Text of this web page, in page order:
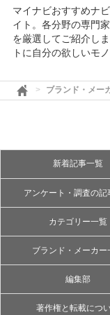
マイナビおすすめナ
イト。各分野の専門
を厳選してご紹介し
トに自分の欲しいモ
ブランド・メー
新着記事一覧
アンケート・調査の記
カテゴリー一覧
ブランド・メーカー
編集部
著作権と転載につ